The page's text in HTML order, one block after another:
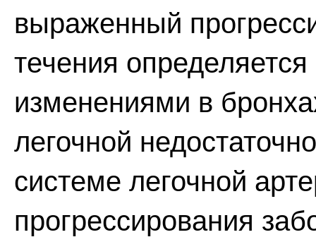
выраженный
течения
изменениями в
легочной
системе легочной
прогрессирования